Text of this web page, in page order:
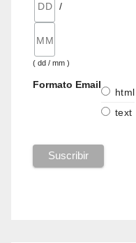
/
( dd / mm )
Formato Email
html
text